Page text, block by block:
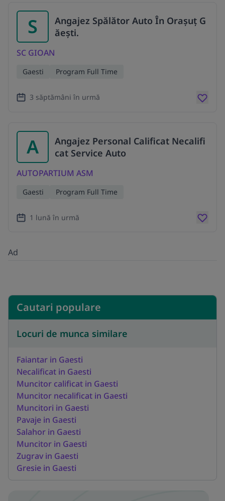
S
Angajez Spălător Auto În Orașuț G
ăești.
SC GIOAN
Gaesti Program Full Time
3 săptămâni în urmă
A
Angajez Personal Calificat Necalifi
cat Service Auto
AUTOPARTIUM ASM
Gaesti Program Full Time
1 lună în urmă
Ad
Cautari populare
Locuri de munca similare
Faiantar in Gaesti
Necalificat in Gaesti
Muncitor calificat in Gaesti
Muncitor necalificat in Gaesti
Muncitori in Gaesti
Pavaje in Gaesti
Salahor in Gaesti
Muncitor in Gaesti
Zugrav in Gaesti
Gresie in Gaesti